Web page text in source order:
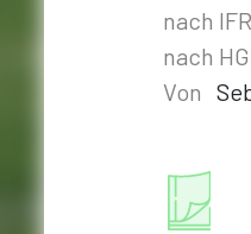
nach
nach
Von